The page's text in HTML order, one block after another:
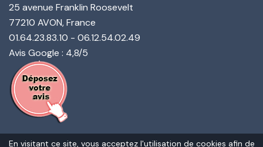
25 avenue Franklin Roosevelt
77210 AVON, France
01.64.23.83.10 - 06.12.54.02.49
Avis Google : 4,8/5
En visitant ce site, vous acceptez l'utilisation de cookies afin de